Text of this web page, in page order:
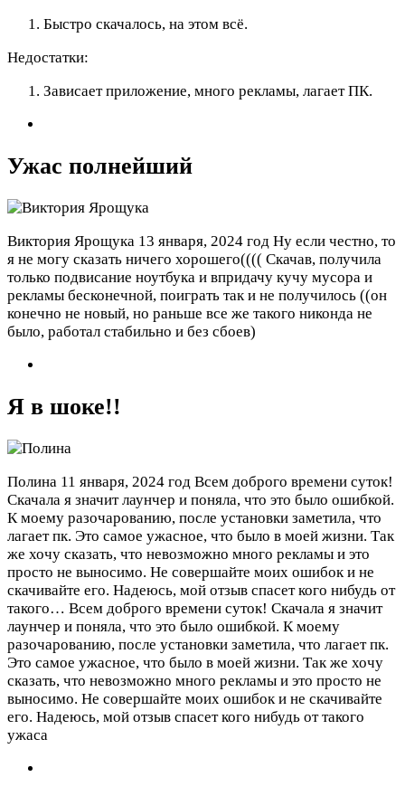
Быстро скачалось, на этом всё.
Недостатки:
Зависает приложение, много рекламы, лагает ПК.
Ужас полнейший
Виктория Ярощука 13 января, 2024 год Ну если честно, то
я не могу сказать ничего хорошего(((( Скачав, получила
только подвисание ноутбука и впридачу кучу мусора и
рекламы бесконечной, поиграть так и не получилось ((он
конечно не новый, но раньше все же такого никонда не
было, работал стабильно и без сбоев)
Я в шоке!!
Полина 11 января, 2024 год Всем доброго времени суток!
Скачала я значит лаунчер и поняла, что это было ошибкой.
К моему разочарованию, после установки заметила, что
лагает пк. Это самое ужасное, что было в моей жизни. Так
же хочу сказать, что невозможно много рекламы и это
просто не выносимо. Не совершайте моих ошибок и не
скачивайте его. Надеюсь, мой отзыв спасет кого нибудь от
такого… Всем доброго времени суток! Скачала я значит
лаунчер и поняла, что это было ошибкой. К моему
разочарованию, после установки заметила, что лагает пк.
Это самое ужасное, что было в моей жизни. Так же хочу
сказать, что невозможно много рекламы и это просто не
выносимо. Не совершайте моих ошибок и не скачивайте
его. Надеюсь, мой отзыв спасет кого нибудь от такого
ужаса